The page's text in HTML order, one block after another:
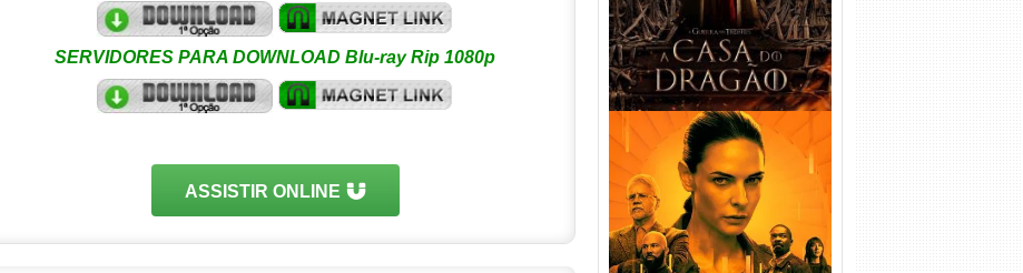
SERVIDORES PARA DOWNLOAD Blu-ray Rip 1080p
ASSISTIR ONLINE
Silo 1ª Temporada Torrent